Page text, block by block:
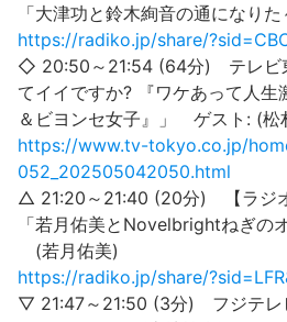
「大津功と鈴木絢音の通になり
https://radiko.jp/share/
◇ 20:50～21:54 (64分) テレビ
てイイですか? 『ワケあって人生
＆ビヨンセ女子』」 ゲスト: (松
https://www.tv-tokyo.co.jp/
052_202505042050.html
△ 21:20～21:40 (20分) 【ラジ
「若月佑美とNovelbrightねぎの
(若月佑美)
https://radiko.jp/share/
▽ 21:47～21:50 (3分) フジテ